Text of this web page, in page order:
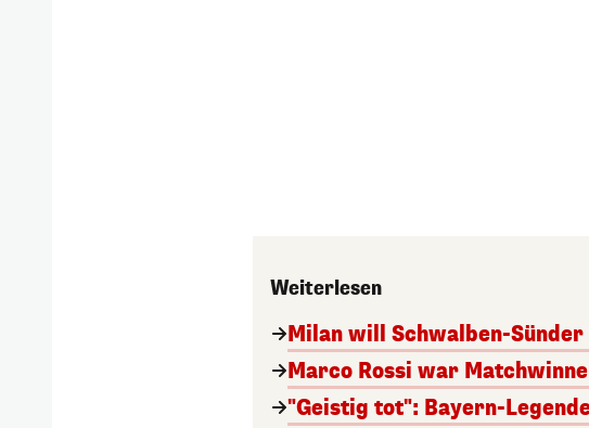
Weiterlesen
Milan will Schwalben-
Marco Rossi war
"Geistig tot": Bayern-